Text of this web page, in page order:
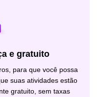
e gratuito
para que você possa
suas atividades estão
gratuito, sem taxas